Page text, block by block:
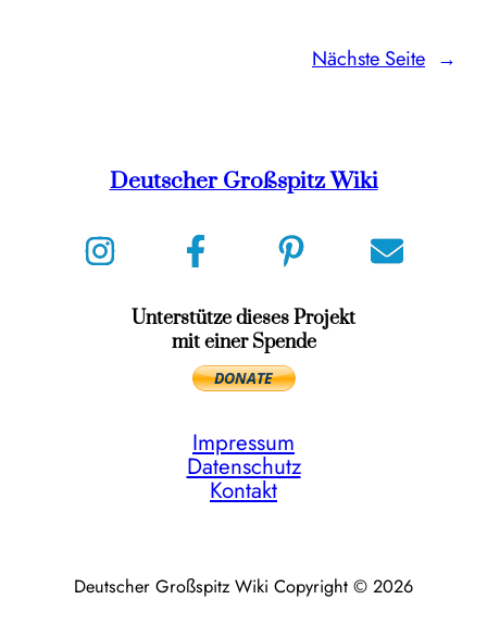
Nächste Seite →
Deutscher Großspitz Wiki
Unterstütze dieses Projekt
mit einer Spende
Impressum
Datenschutz
Kontakt
Deutscher Großspitz Wiki Copyright © 2026